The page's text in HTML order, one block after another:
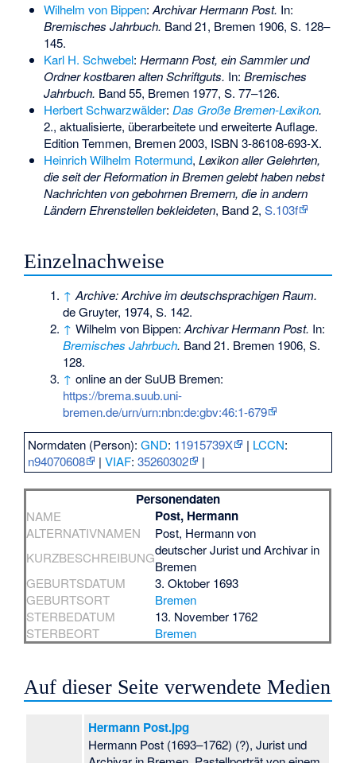
Wilhelm von Bippen: Archivar Hermann Post. In:
Bremisches Jahrbuch. Band 21, Bremen 1906, S. 128–
145.
Karl H. Schwebel: Hermann Post, ein Sammler und
Ordner kostbaren alten Schriftguts. In: Bremisches
Jahrbuch. Band 55, Bremen 1977, S. 77–126.
Herbert Schwarzwälder: Das Große Bremen-Lexikon.
2., aktualisierte, überarbeitete und erweiterte Auflage.
Edition Temmen, Bremen 2003, ISBN 3-86108-693-X.
Heinrich Wilhelm Rotermund, Lexikon aller Gelehrten,
die seit der Reformation in Bremen gelebt haben nebst
Nachrichten von gebohrnen Bremern, die in andern
Ländern Ehrenstellen bekleideten, Band 2, S.103f
Einzelnachweise
↑ Archive: Archive im deutschsprachigen Raum.
de Gruyter, 1974, S. 142.
↑ Wilhelm von Bippen:Archivar Hermann Post. In:
Bremisches Jahrbuch. Band 21. Bremen 1906, S.
128.
↑ online an der SuUB Bremen:
https://brema.suub.uni-
bremen.de/urn/urn:nbn:de:gbv:46:1-679
Normdaten (Person):GND: 11915739X | LCCN:
n94070608
|VIAF:35260302 |
Personendaten
NAME Post, Hermann
ALTERNATIVNAMEN
Post, Hermann von
KURZBESCHREIBUNGdeutscher Jurist und Archivar in
Bremen
GEBURTSDATUM
3. Oktober 1693
GEBURTSORT
Bremen
STERBEDATUM
13. November 1762
STERBEORT
Bremen
Auf dieser Seite verwendete Medien
Hermann Post.jpg
Hermann Post (1693–1762) (?), Jurist und